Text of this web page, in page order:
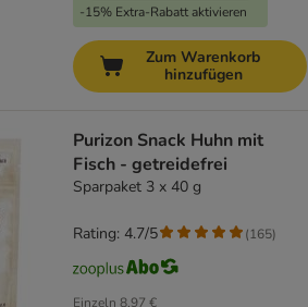
-15% Extra-Rabatt aktivieren
Zum Warenkorb
hinzufügen
Purizon Snack Huhn mit
Fisch - getreidefrei
Sparpaket 3 x 40 g
Einzeln 8,97 €
Rating: 4.7/5 (165)